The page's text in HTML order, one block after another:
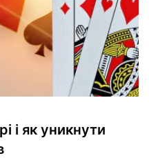
і як уникнути